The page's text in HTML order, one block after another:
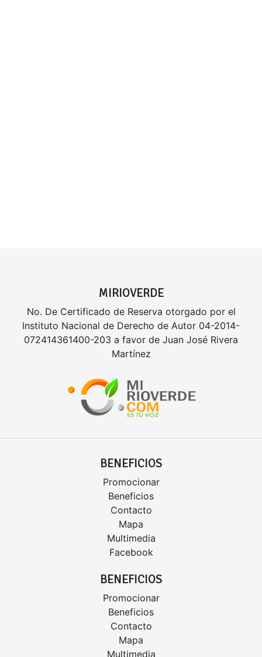
MIRIOVERDE
No. De Certificado de Reserva otorgado por el
Instituto Nacional de Derecho de Autor 04-2014-
072414361400-203 a favor de Juan José Rivera
Martínez
BENEFICIOS
Promocionar
Beneficios
Contacto
Mapa
Multimedia
Facebook
BENEFICIOS
Promocionar
Beneficios
Contacto
Mapa
Multimedia